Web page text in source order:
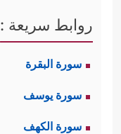
روابط سريعة :
سورة البقرة
سورة يوسف
سورة الكهف